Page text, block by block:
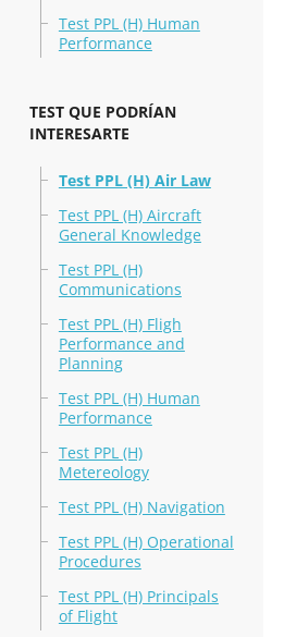
Test PPL (H) Human
Performance
TEST QUE PODRÍAN
INTERESARTE
Test PPL (H) Air Law
Test PPL (H) Aircraft
General Knowledge
Test PPL (H)
Communications
Test PPL (H) Fligh
Performance and
Planning
Test PPL (H) Human
Performance
Test PPL (H)
Metereology
Test PPL (H) Navigation
Test PPL (H) Operational
Procedures
Test PPL (H) Principals
of Flight